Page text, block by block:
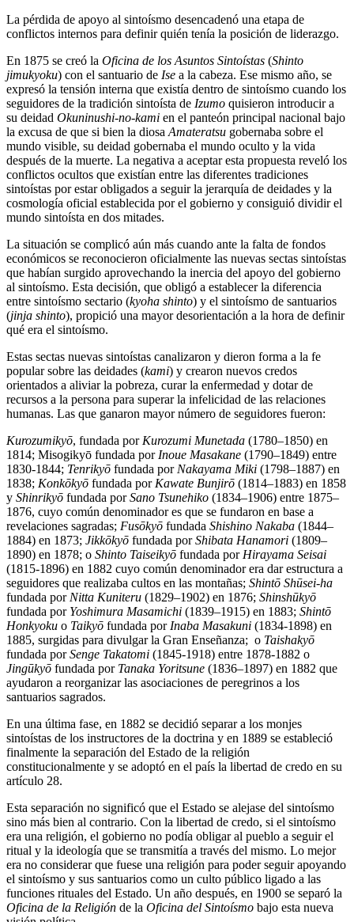
La pérdida de apoyo al sintoísmo desencadenó una etapa de
conflictos internos para definir quién tenía la posición de liderazgo.
En 1875 se creó la Oficina de los Asuntos Sintoístas (Shinto
jimukyoku) con el santuario de Ise a la cabeza. Ese mismo año, se
expresó la tensión interna que existía dentro de sintoísmo cuando los
seguidores de la tradición sintoísta de Izumo quisieron introducir a
su deidad Okuninushi-no-kami en el panteón principal nacional bajo
la excusa de que si bien la diosa Amateratsu gobernaba sobre el
mundo visible, su deidad gobernaba el mundo oculto y la vida
después de la muerte. La negativa a aceptar esta propuesta reveló los
conflictos ocultos que existían entre las diferentes tradiciones
sintoístas por estar obligados a seguir la jerarquía de deidades y la
cosmología oficial establecida por el gobierno y consiguió dividir el
mundo sintoísta en dos mitades.
La situación se complicó aún más cuando ante la falta de fondos
económicos se reconocieron oficialmente las nuevas sectas sintoístas
que habían surgido aprovechando la inercia del apoyo del gobierno
al sintoísmo. Esta decisión, que obligó a establecer la diferencia
entre sintoísmo sectario (kyoha shinto) y el sintoísmo de santuarios
(jinja shinto), propició una mayor desorientación a la hora de definir
qué era el sintoísmo.
Estas sectas nuevas sintoístas canalizaron y dieron forma a la fe
popular sobre las deidades (kami) y crearon nuevos credos
orientados a aliviar la pobreza, curar la enfermedad y dotar de
recursos a la persona para superar la infelicidad de las relaciones
humanas. Las que ganaron mayor número de seguidores fueron:
Kurozumikyō, fundada por Kurozumi Munetada (1780–1850) en
1814; Misogikyō fundada por Inoue Masakane (1790–1849) entre
1830-1844; Tenrikyō fundada por Nakayama Miki (1798–1887) en
1838; Konkōkyō fundada por Kawate Bunjirō (1814–1883) en 1858
y Shinrikyō fundada porSano Tsunehiko (1834–1906) entre 1875–
1876, cuyo común denominador es que se fundaron en base a
revelaciones sagradas; Fusōkyō fundada Shishino Nakaba (1844–
1884) en 1873; Jikkōkyō fundada porShibata Hanamori (1809–
1890) en 1878; o Shinto Taiseikyō fundada por Hirayama Seisai
(1815-1896) en 1882 cuyo común denominador era dar estructura a
seguidores que realizaba cultos en las montañas; Shintō Shūsei-ha
fundada por Nitta Kuniteru (1829–1902) en 1876; Shinshūkyō
fundada por Yoshimura Masamichi (1839–1915) en 1883; Shintō
Honkyoku o Taikyō fundada por Inaba Masakuni (1834-1898) en
1885, surgidas para divulgar la Gran Enseñanza; o Taishakyō
fundada porSenge Takatomi (1845-1918) entre 1878-1882 o
Jingūkyō fundada por Tanaka Yoritsune (1836–1897) en 1882 que
ayudaron a reorganizar las asociaciones de peregrinos a los
santuarios sagrados.
En una última fase, en 1882 se decidió separar a los monjes
sintoístas de los instructores de la doctrina y en 1889 se estableció
finalmente la separación del Estado de la religión
constitucionalmente y se adoptó en el país la libertad de credo en su
artículo 28.
Esta separación no significó que el Estado se alejase del sintoísmo
sino más bien al contrario. Con la libertad de credo, si el sintoísmo
era una religión, el gobierno no podía obligar al pueblo a seguir el
ritual y la ideología que se transmitía a través del mismo. Lo mejor
era no considerar que fuese una religión para poder seguir apoyando
el sintoísmo y sus santuarios como un culto público ligado a las
funciones rituales del Estado. Un año después, en 1900 se separó la
Oficina de la Religión de la Oficina del Sintoísmo bajo esta nueva